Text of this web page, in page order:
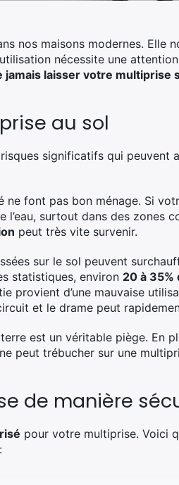
nos maisons modernes. Elle
nécessite une
jamais laisser votre multiprise
au sol
significatifs qui peuvent
ne font pas bon ménage. Si
surtout dans des zones
peut très vite survenir.
sur le sol peuvent
statistiques, environ 20 à
provient d’une mauvaise
et le drame peut
est un véritable piège. En
peut trébucher sur une
de manière
pour votre multiprise. Voici